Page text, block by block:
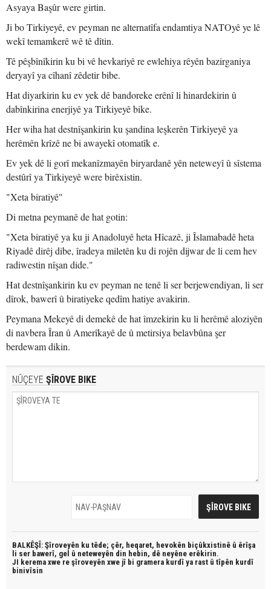
Asyaya Başûr were girtin.
Ji bo Tirkiyeyê, ev peyman ne alternatîfa endamtiya NATOyê ye lê
wekî temamkerê wê tê dîtin.
Tê pêşbînîkirin ku bi vê hevkariyê re ewlehiya rêyên bazirganiya
deryayî ya cîhanî zêdetir bibe.
Hat diyarkirin ku ev yek dê bandoreke erênî li hinardekirin û
dabînkirina enerjiyê ya Tirkiyeyê bike.
Her wiha hat destnîşankirin ku şandina leşkerên Tirkiyeyê ya
herêmên krîzê ne bi awayekî otomatîk e.
Ev yek dê li gorî mekanîzmayên biryardanê yên neteweyî û sîstema
destûrî ya Tirkiyeyê were birêxistin.
"Xeta biratiyê"
Di metna peymanê de hat gotin:
"Xeta biratiyê ya ku ji Anadoluyê heta Hîcazê, ji Îslamabadê heta
Riyadê dirêj dibe, îradeya miletên ku di rojên dijwar de li cem hev
radiwestin nîşan dide."
Hat destnîşankirin ku ev peyman ne tenê li ser berjewendiyan, li ser
dîrok, bawerî û biratiyeke qedîm hatiye avakirin.
Peymana Mekeyê di demekê de hat îmzekirin ku li herêmê aloziyên
di navbera Îran û Amerîkayê de û metirsiya belavbûna şer
berdewam dikin.
NÛÇEYE ŞÎROVE BIKE
BALKÊŞÎ: Şîroveyên ku têde; çêr, heqaret, hevokên biçûkxistinê û êrîşa
li ser bawerî, gel û neteweyên din hebin, dê neyêne erêkirin.
JI kerema xwe re şîroveyên xwe jî bi gramera kurdî ya rast û tîpên kurdî
binivîsin